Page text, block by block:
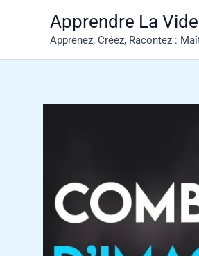
Apprendre La
Apprenez, Créez, Racontez :